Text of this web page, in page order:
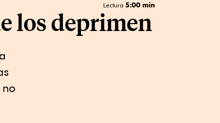
Lectura 5:00 min
los deprimen